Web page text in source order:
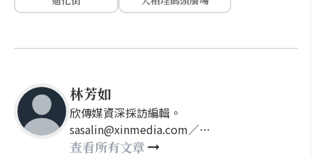
林芳如
欣傳媒資深採訪編輯。
sasalin@xinmedia.com／
happy21917@gmail.com
查看所有文章